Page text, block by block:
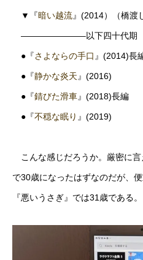
▼『暗い越流』(2014）（橋渡
———————–以下四十代期
●『さよならの手口 』(2014)長
●『静かな炎天 』(2016)
●『錆びた滑車』(2018)長編
●『不穏な眠り 』(2019)
こんな感じだろうか。厳密に
で30歳になったはずなのだが、
『悪いうさぎ』では31歳である。